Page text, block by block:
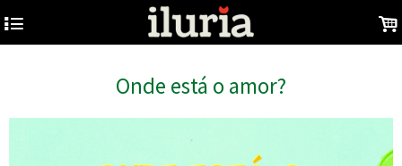
4 .
Onde está o amor?